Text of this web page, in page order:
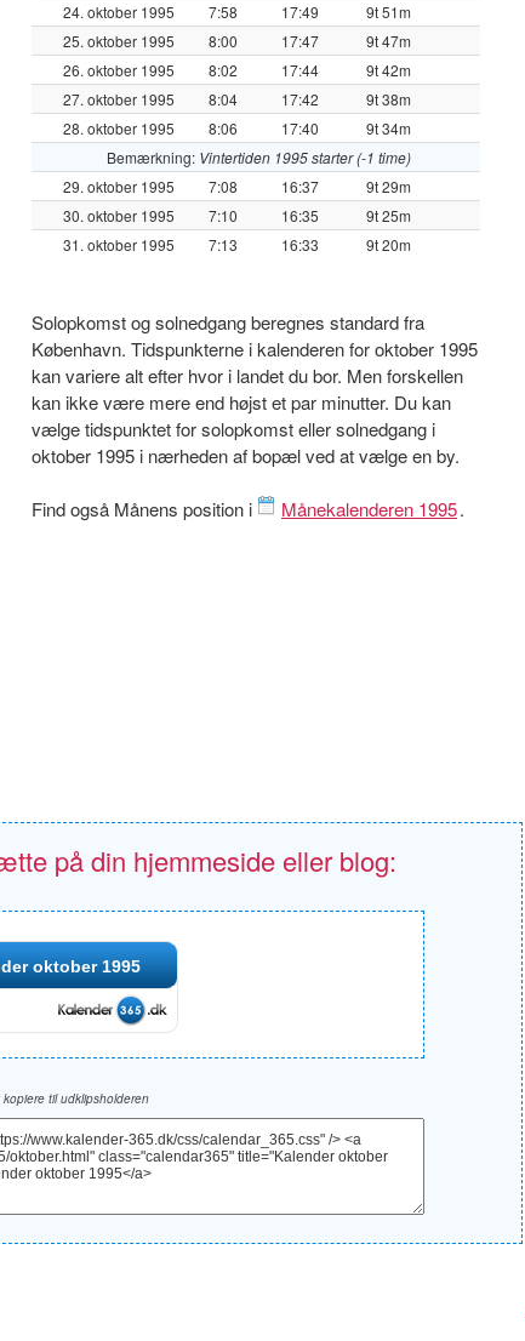
24. oktober 1995
7:58 17:49
9t 51m
25. oktober 1995
8:00 17:47
9t 47m
26. oktober 1995
8:02 17:44
9t 42m
27. oktober 1995
8:04 17:42
9t 38m
28. oktober 1995
8:06 17:40
9t 34m
Bemærkning: Vintertiden 1995 starter (-1 time)
29. oktober 1995
7:08 16:37
9t 29m
30. oktober 1995
7:10 16:35
9t 25m
31. oktober 1995
7:13 16:33 9t 20m
Solopkomst og solnedgang beregnes standard fra
København. Tidspunkterne i kalenderen for oktober 1995
kan variere alt efter hvor i landet du bor. Men forskellen
kan ikke være mere end højst et par minutter. Du kan
vælge tidspunktet for solopkomst eller solnedgang i
oktober 1995 i nærheden af bopæl ved at vælge en by.
Find også Månens position i Månekalenderen 1995.
på din hjemmeside eller blog:
oktober 1995
kopiere til udklipsholderen